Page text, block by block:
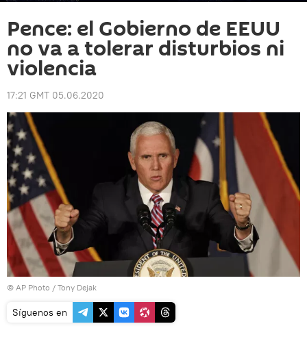
Pence: el Gobierno de EEUU
no va a tolerar disturbios ni
violencia
17:21 GMT 05.06.2020
© AP Photo / Tony Dejak
Síguenos en